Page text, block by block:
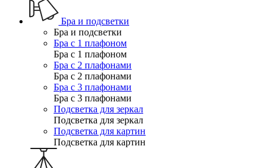
Бра и подсветки
Бра и подсветки
Бра с 1 плафоном
Бра с 1 плафоном
Бра с 2 плафонами
Бра с 2 плафонами
Бра с 3 плафонами
Бра с 3 плафонами
Подсветка для зеркал
Подсветка для зеркал
Подсветка для картин
Подсветка для картин